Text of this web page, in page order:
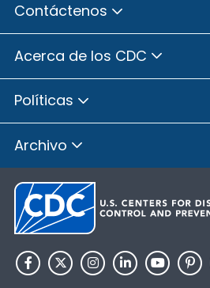
Contáctenos
Acerca de los CDC
Políticas
Archivo